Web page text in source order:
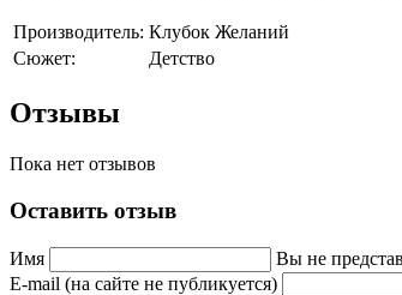
Производитель: Клубок Желаний
Сюжет:
Детство
Отзывы
Пока нет отзывов
Оставить отзыв
Имя
Вы не
E-mail (на сайте не публикуется)